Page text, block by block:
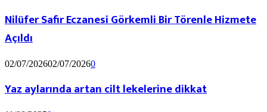
Nilüfer Safir Eczanesi Görkemli Bir Törenle Hizmete
Açıldı
02/07/202602/07/20260
Yaz aylarında artan cilt lekelerine dikkat